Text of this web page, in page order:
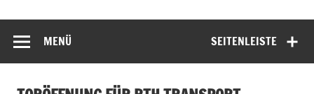
SEITENLEISTE
MENÜ